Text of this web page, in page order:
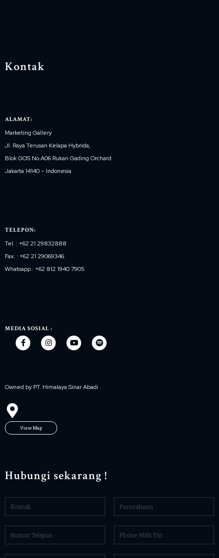
Kontak
ALAMAT:
Marketing Gallery
Jl. Raya Terusan Kelapa Hybrida,
Blok GOS No.A06 Rukan Gading Orchard
Jakarta 14140 – Indonesia
TELEPON:
Tel. : +62 21 29832888
Fax. : +62 21 29069346
Whatsapp : +62 812 1940 7905
MEDIA SOSIAL :
Owned by PT. Himalaya Sinar Abadi
View Map
Hubungi sekarang !